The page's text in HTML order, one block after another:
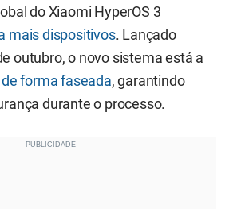
do Xiaomi HyperOS 3
mais dispositivos. Lançado
outubro, o novo sistema está a
forma faseada, garantindo
durante o processo.